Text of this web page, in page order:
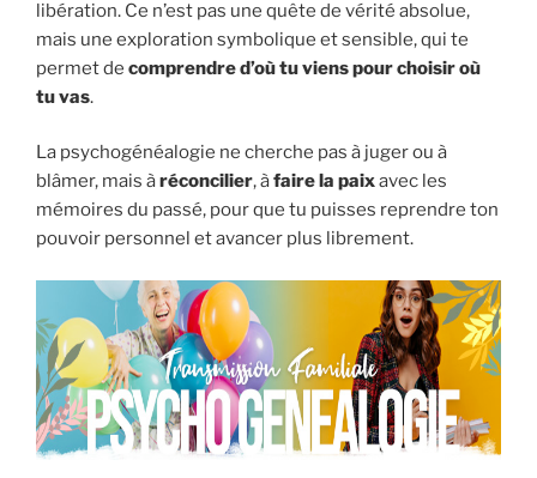
libération. Ce n’est pas une quête de vérité absolue,
mais une exploration symbolique et sensible, qui te
permet de comprendre d’où tu viens pour choisir où
tu vas.
La psychogénéalogie ne cherche pas à juger ou à
blâmer, mais àréconcilier, àfaire la paixavec les
mémoires du passé, pour que tu puisses reprendre ton
pouvoir personnel et avancer plus librement.